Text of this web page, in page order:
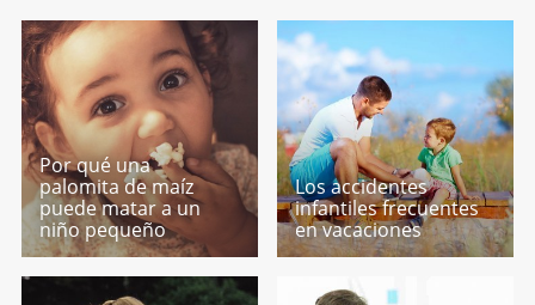
Por qué una
palomita de maíz
puede matar a un
niño pequeño
Los accidentes
infantiles frecuentes
en vacaciones